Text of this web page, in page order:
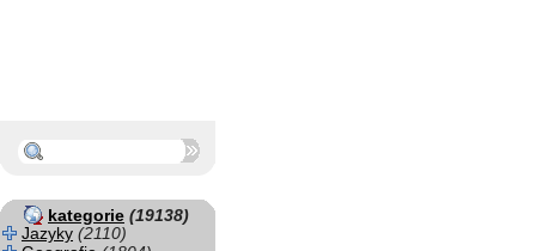
kategorie (19138)
Jazyky (2110)